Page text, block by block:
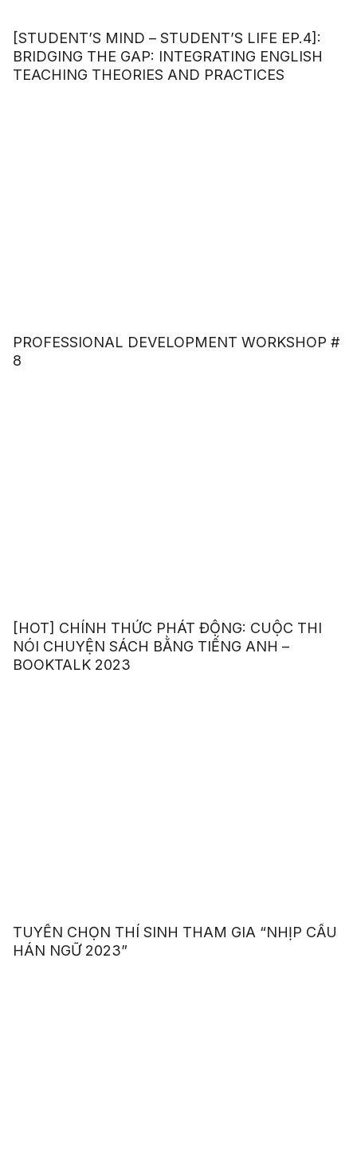
[STUDENT’S MIND – STUDENT’S LIFE EP.4]:
BRIDGING THE GAP: INTEGRATING ENGLISH
TEACHING THEORIES AND PRACTICES
PROFESSIONAL DEVELOPMENT WORKSHOP #
8
[HOT] CHÍNH THỨC PHÁT ĐỘNG: CUỘC THI
NÓI CHUYỆN SÁCH BẰNG TIẾNG ANH –
BOOKTALK 2023
TUYỂN CHỌN THÍ SINH THAM GIA “NHỊP CẦU
HÁN NGỮ 2023”